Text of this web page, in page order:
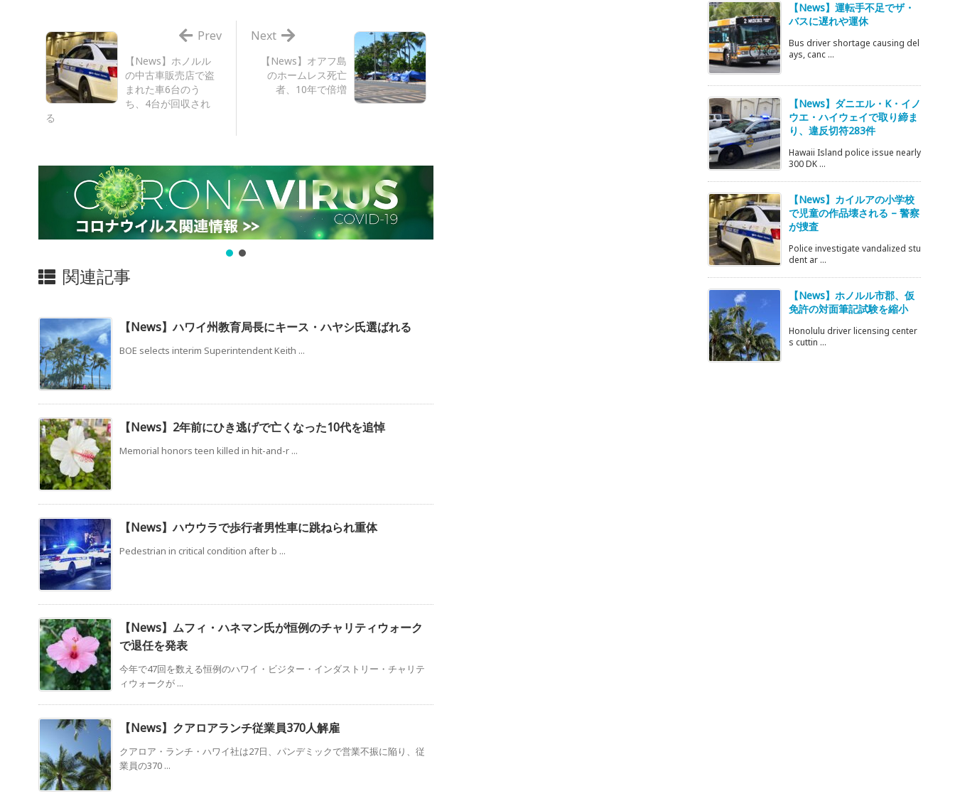
【News】オアフ島
のホームレス死亡
者、10年で倍増
Next
【News】ホノルル
の中古車販売店で盗
まれた車6台のう
ち、4台が回収され
る
Prev
関連記事
【News】ハワイ州教育局長にキース・ハヤシ氏選ばれる
BOE selects interim Superintendent Keith ...
【News】2年前にひき逃げで亡くなった10代を追悼
Memorial honors teen killed in hit-and-r ...
【News】ハウウラで歩行者男性車に跳ねられ重体
Pedestrian in critical condition after b ...
【News】ムフィ・ハネマン氏が恒例のチャリティウォーク
で退任を発表
今年で47回を数える恒例のハワイ・ビジター・インダストリー・チャリテ
ィウォークが ...
【News】クアロアランチ従業員370人解雇
クアロア・ランチ・ハワイ社は27日、パンデミックで営業不振に陥り、従
業員の370 ...
【News】運転手不足でザ・
バスに遅れや運休
Bus driver shortage causing del
ays, canc ...
【News】ダニエル・K・イノ
ウエ・ハイウェイで取り締ま
り、違反切符283件
Hawaii Island police issue nearly
300 DK ...
【News】カイルアの小学校
で児童の作品壊される – 警察
が捜査
Police investigate vandalized stu
dent ar ...
【News】ホノルル市郡、仮
免許の対面筆記試験を縮小
Honolulu driver licensing center
s cuttin ...